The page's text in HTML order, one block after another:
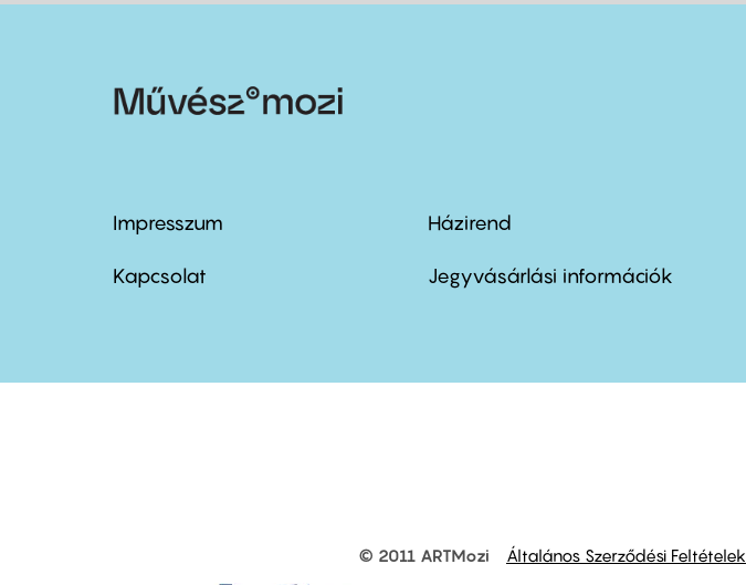
Footer
menu
Impresszum
Kapcsolat
Footer
menu
Házirend
Jegyvásárlási információk
© 2011 ARTMozi Általános Szerződési Feltételek